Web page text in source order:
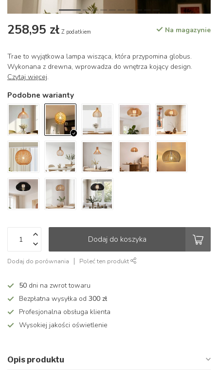
258,95 zł Z podatkiem Na magazynie
Trae to wyjątkowa lampa wisząca, która przypomina globus.
Wykonana z drewna, wprowadza do wnętrza kojący design.
Czytaj więcej.
Podobne warianty
Dodaj do koszyka
Dodaj do porównania Poleć ten produkt
50 dni na zwrot towaru
Bezpłatna wysyłka od 300 zł
Profesjonalna obsługa klienta
Wysokiej jakości oświetlenie
Opis produktu